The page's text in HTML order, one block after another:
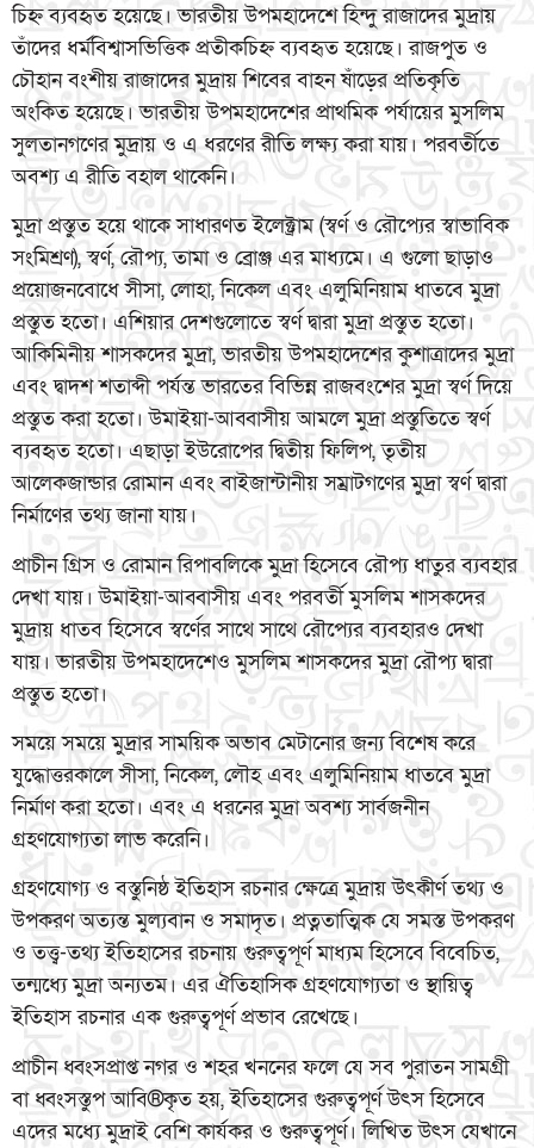
চিহ্ন ব্যবহৃত হয়েছে। ভারতীয় উপমহাদেশে হিন্দু রাজাদের মুদ্রায়
তাঁদের ধর্মবিশ্বাসভিত্তিক প্রতীকচিহ্ন ব্যবহৃত হয়েছে। রাজপুত ও
চৌহান বংশীয় রাজাদের মুদ্রায় শিবের বাহন ষাঁড়ের প্রতিকৃতি
অংকিত হয়েছে। ভারতীয় উপমহাদেশের প্রাথমিক পর্যায়ের মুসলিম
সুলতানগণের মুদ্রায় ও এ ধরণের রীতি লক্ষ্য করা যায়। পরবর্তীতে
অবশ্য এ রীতি বহাল থাকেনি।
মুদ্রা প্রস্তুত হয়ে থাকে সাধারণত ইলেক্ট্রাম (স্বর্ণ ও রৌপ্যের স্বাভাবিক
সংমিশ্রণ), স্বর্ণ, রৌপ্য, তামা ও ব্রোঞ্জ এর মাধ্যমে। এ গুলো ছাড়াও
প্রয়োজনবোধে সীসা, লোহা, নিকেল এবং এলুমিনিয়াম ধাতবে মুদ্রা
প্রস্তুত হতো। এশিয়ার দেশগুলোতে স্বর্ণ দ্বারা মুদ্রা প্রস্তুত হতো।
আকিমিনীয় শাসকদের মুদ্রা, ভারতীয় উপমহাদেশের কুশাত্রাদের মুদ্রা
এবং দ্বাদশ শতাব্দী পর্যন্ত ভারতের বিভিন্ন রাজবংশের মুদ্রা স্বর্ণ দিয়ে
প্রস্তুত করা হতো। উমাইয়া-আব্বাসীয় আমলে মুদ্রা প্রস্তুতিতে স্বর্ণ
ব্যবহৃত হতো। এছাড়া ইউরোপের দ্বিতীয় ফিলিপ, তৃতীয়
আলেকজান্ডার রোমান এবং বাইজান্টানীয় সম্রাটগণের মুদ্রা স্বর্ণ দ্বারা
নির্মাণের তথ্য জানা যায়।
প্রাচীন গ্রিস ও রোমান রিপাবলিকে মুদ্রা হিসেবে রৌপ্য ধাতুর ব্যবহার
দেখা যায়। উমাইয়া-আব্বাসীয় এবং পরবর্তী মুসলিম শাসকদের
মুদ্রায় ধাতব হিসেবে স্বর্ণের সাথে সাথে রৌপ্যের ব্যবহারও দেখা
যায়। ভারতীয় উপমহাদেশেও মুসলিম শাসকদের মুদ্রা রৌপ্য দ্বারা
প্রস্তুত হতো।
সময়ে সময়ে মুদ্রার সাময়িক অভাব মেটানোর জন্য বিশেষ করে
যুদ্ধোত্তরকালে সীসা, নিকেল, লৌহ এবং এলুমিনিয়াম ধাতবে মুদ্রা
নির্মাণ করা হতো। এবং এ ধরনের মুদ্রা অবশ্য সার্বজনীন
গ্রহণযোগ্যতা লাভ করেনি।
গ্রহণযোগ্য ও বস্তুনিষ্ঠ ইতিহাস রচনার ক্ষেত্রে মুদ্রায় উৎকীর্ণ তথ্য ও
উপকরণ অত্যন্ত মুল্যবান ও সমাদৃত। প্রত্নতাত্মিক যে সমস্ত উপকরণ
ও তত্ত্ব-তথ্য ইতিহাসের রচনায় গুরুত্বপূর্ণ মাধ্যম হিসেবে বিবেচিত,
তন্মধ্যে মুদ্রা অন্যতম। এর ঐতিহাসিক গ্রহণযোগ্যতা ও স্থায়িত্ব
ইতিহাস রচনার এক গুরুত্বপূর্ণ প্রভাব রেখেছে।
প্রাচীন ধ্বংসপ্রাপ্ত নগর ও শহর খননের ফলে যে সব পুরাতন সামগ্রী
বা ধ্বংসস্তুপ আবি®কৃত হয়, ইতিহাসের গুরুত্বপূর্ণ উৎস হিসেবে
এদের মধ্যে মুদ্রাই বেশি কার্যকর ও গুরুত্বপূর্ণ। লিখিত উৎস যেখানে